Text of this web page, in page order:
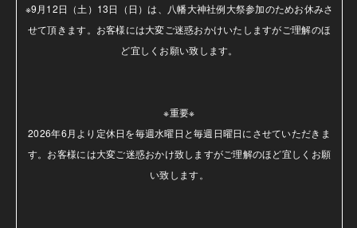
※9月12日（土）13日（日）は、八幡大神社例大祭参加のためお休みさ
せて頂きます。お客様には大変ご迷惑おかけいたしますがご理解のほ
ど宜しくお願い致します。
※重要※
2026年6月より定休日を毎週水曜日と毎週日曜日にさせていただきま
す。お客様には大変ご迷惑おかけ致しますがご理解のほど宜しくお願
い致します。